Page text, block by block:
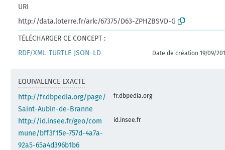
URI
http://data.loterre.fr/ark:/67375/D63-ZPHZBSVD-G
TÉLÉCHARGER CE CONCEPT :
RDF/XML TURTLE JSON-LD Date de création 19/09/
EQUIVALENCE EXACTE
http://fr.dbpedia.org/page/
Saint-Aubin-de-Branne
fr.dbpedia.org
http://id.insee.fr/geo/com
mune/bff3f15e-757d-4a7a-
92a5-65a4d396b1b6
id.insee.fr